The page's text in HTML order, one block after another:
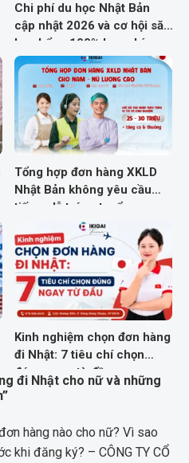
Chi phí du học Nhật Bản
cập nhật 2026 và cơ hội săn
học bổng 100% học phí
Tổng hợp đơn hàng XKLD
Nhật Bản không yêu cầu
tiếng, dễ trúng tuyển
Kinh nghiệm chọn đơn hàng
đi Nhật: 7 tiêu chí chọn
đúng ngay từ đầu
đi Nhật cho nữ và những
”
hàng nào cho nữ? Vì sao
khi đăng ký? – CÔNG TY CỔ